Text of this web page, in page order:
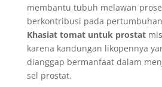
membantu tubuh melawan
berkontribusi pada
Khasiat tomat untuk prostat
karena kandungan likopennya
dianggap bermanfaat dalam
sel prostat.